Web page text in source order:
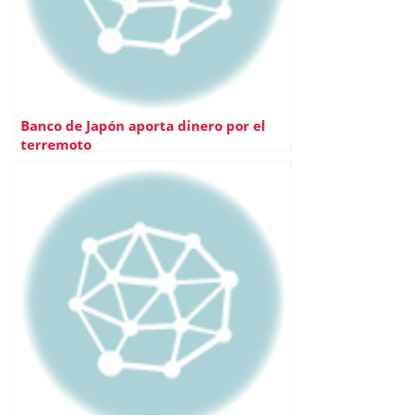
Banco de Japón aporta dinero por el
terremoto